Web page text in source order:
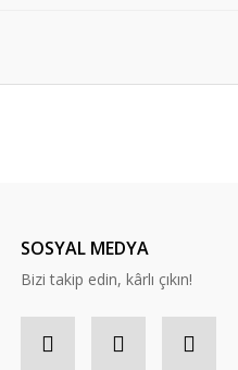
SOSYAL MEDYA
Bizi takip edin, kârlı çıkın!